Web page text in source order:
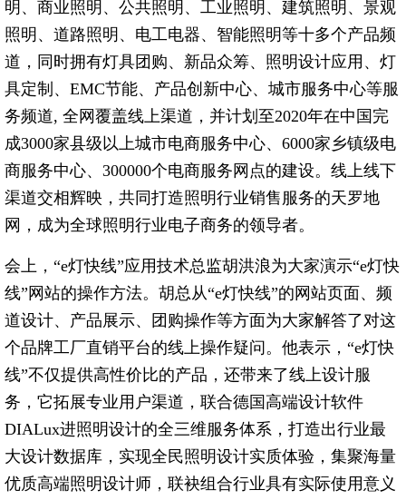
明、商业照明、公共照明、工业照明、建筑照明、景观
照明、道路照明、电工电器、智能照明等十多个产品频
道，同时拥有灯具团购、新品众筹、照明设计应用、灯
具定制、EMC节能、产品创新中心、城市服务中心等服
务频道, 全网覆盖线上渠道，并计划至2020年在中国完
成3000家县级以上城市电商服务中心、6000家乡镇级电
商服务中心、300000个电商服务网点的建设。线上线下
渠道交相辉映，共同打造照明行业销售服务的天罗地
网，成为全球照明行业电子商务的领导者。
会上，“e灯快线”应用技术总监胡洪浪为大家演示“e灯快
线”网站的操作方法。胡总从“e灯快线”的网站页面、频
道设计、产品展示、团购操作等方面为大家解答了对这
个品牌工厂直销平台的线上操作疑问。他表示，“e灯快
线”不仅提供高性价比的产品，还带来了线上设计服
务，它拓展专业用户渠道，联合德国高端设计软件
DIALux进照明设计的全三维服务体系，打造出行业最
大设计数据库，实现全民照明设计实质体验，集聚海量
优质高端照明设计师，联袂组合行业具有实际使用意义